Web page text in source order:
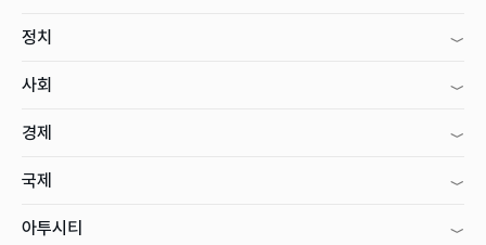
정치
사회
경제
국제
아투시티